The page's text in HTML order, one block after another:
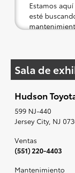
Estamos
esté
Si su
entonces lo
(es decir, una
ritmo de la
se
Sala de
Hudson
599 NJ-440
Jersey City, NJ
Ventas
(551) 220-4403
Mantenimiento